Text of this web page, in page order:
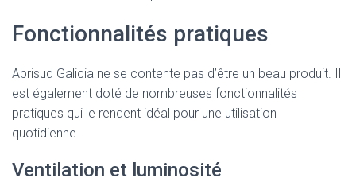
Fonctionnalités pratiques
Abrisud Galicia ne se contente pas d’être un beau produit. Il
est également doté de nombreuses fonctionnalités
pratiques qui le rendent idéal pour une utilisation
quotidienne.
Ventilation et luminosité